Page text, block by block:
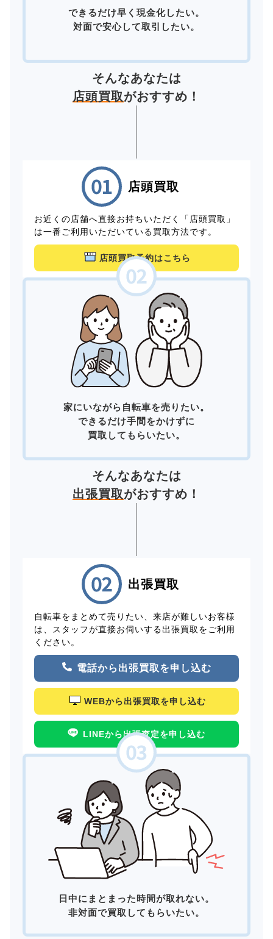
できるだけ早く現金化したい。
対面で安心して取引したい。
そんなあなたは
店頭買取がおすすめ！
店頭買取
お近くの店舗へ直接お持ちいただく「店頭買取」
は一番ご利用いただいている買取方法です。
店頭買取予約はこちら
家にいながら自転車を売りたい。
できるだけ手間をかけずに
買取してもらいたい。
そんなあなたは
出張買取がおすすめ！
出張買取
自転車をまとめて売りたい、来店が難しいお客様
は、スタッフが直接お伺いする出張買取をご利用
ください。
電話から出張買取を申し込む
WEBから出張買取を申し込む
LINEから出張査定を申し込む
日中にまとまった時間が取れない。
非対面で買取してもらいたい。